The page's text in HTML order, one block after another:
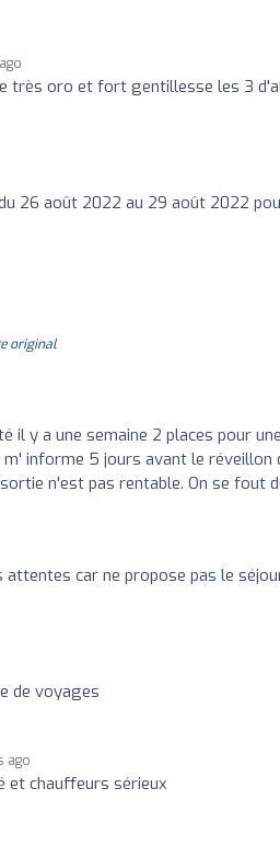
très oro et fort gentillesse les 3
26 août 2022 au 29 août 2022
original
il y a une semaine 2 places pour
informe 5 jours avant le réveillon
n'est pas rentable. On se fout
attentes car ne propose pas le
de voyages
ago
et chauffeurs sérieux